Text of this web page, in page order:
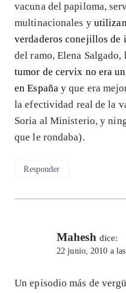
vacuna del papiloma,
multinacionales y
verdaderos conejillos de
del ramo, Elena
tumor de cervix no era
en Españay que era
la efectividad real de la
Soria al Ministerio, y
que le rondaba).
Responder
Mahesh dice:
22 junio, 2010 a
Un episodio más de